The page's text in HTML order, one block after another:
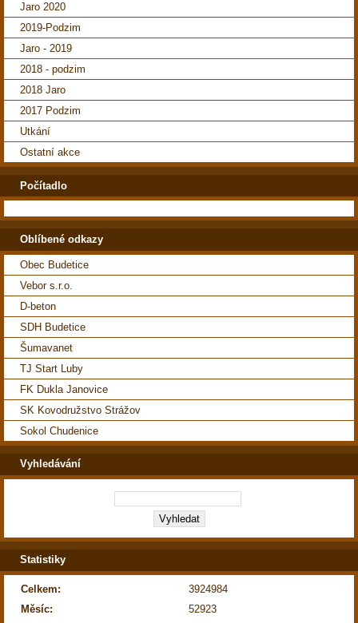
Jaro 2020
2019-Podzim
Jaro - 2019
2018 - podzim
2018 Jaro
2017 Podzim
Utkání
Ostatní akce
Počítadlo
Oblíbené odkazy
Obec Budetice
Vebor s.r.o.
D-beton
SDH Budetice
Šumavanet
TJ Start Luby
FK Dukla Janovice
SK Kovodružstvo Strážov
Sokol Chudenice
Vyhledávání
Statistiky
Celkem:
3924984
Měsíc:
52923